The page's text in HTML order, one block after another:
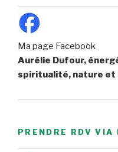
Ma page Facebook
Aurélie Dufour,
spiritualité, nature et
PRENDRE RDV VIA